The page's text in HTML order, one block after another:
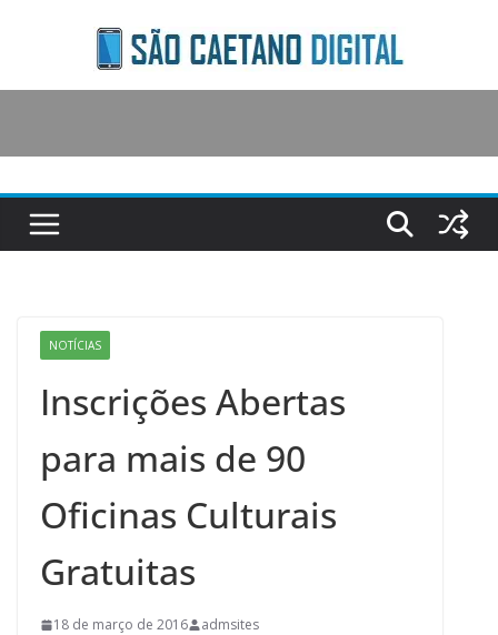
content
NOTÍCIAS
Inscrições Abertas
para mais de 90
Oficinas Culturais
Gratuitas
18 de março de 2016 admsites